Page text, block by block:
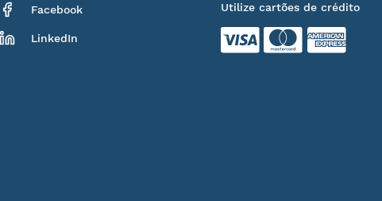
Facebook
LinkedIn
Utilize cartões de crédito